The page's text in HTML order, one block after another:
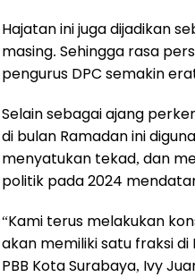
Hajatan ini juga dijadikan
masing. Sehingga rasa
pengurus DPC semakin
Selain sebagai ajang
di bulan Ramadan ini
menyatukan tekad, dan
politik pada 2024
“Kami terus melakukan
akan memiliki satu fraksi di
PBB Kota Surabaya, Ivy